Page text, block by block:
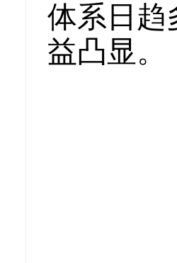
体系日趋
益凸显。